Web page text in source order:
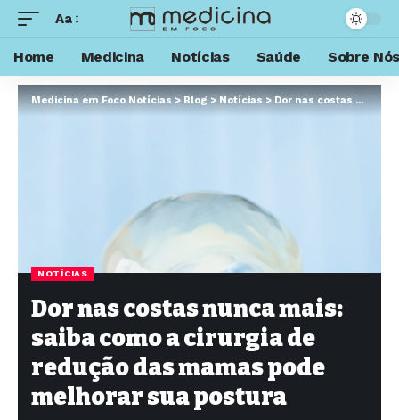
Aa
Home Medicina Notícias Saúde Sobre
Medicina em Foco Notícias>Blog>Notícias>Dor nas costas nunca mais: saiba como a cirurgia de redução das mamas pode melhorar sua postura
NOTÍCIAS
Dor nas costas nunca mais:
saiba como a cirurgia de
redução das mamas pode
melhorar sua postura